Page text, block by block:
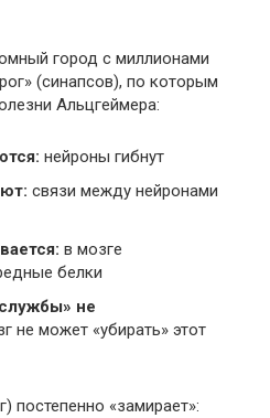
город с миллионами
(синапсов), по которым
Альцгеймера:
нейроны гибнут
связи между нейронами
в мозге
белки
не
не может «убирать» этот
постепенно «замирает»: